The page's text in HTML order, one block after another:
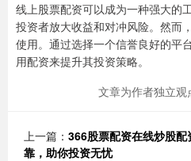
线上股票配资可以成为一种强大的
投资者放大收益和对冲风险。然而
使用。通过选择一个信誉良好的平
用配资来提升其投资策略。
文章为作者独立
上一篇： 366股票配资在线炒股
靠，助你投资无忧